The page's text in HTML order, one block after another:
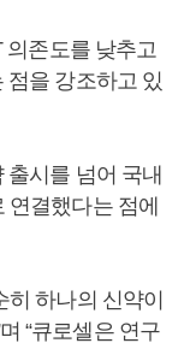
의존도를 낮추고
점을 강조하고 있
시를 넘어 국내
연결했다는 점에
하나의 신약이
“큐로셀은 연구